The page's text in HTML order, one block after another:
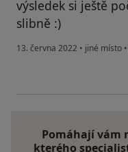
výsledek si ještě
slibně :)
13. června 2022 • jiné místo •
Pomáhají vám
kterého